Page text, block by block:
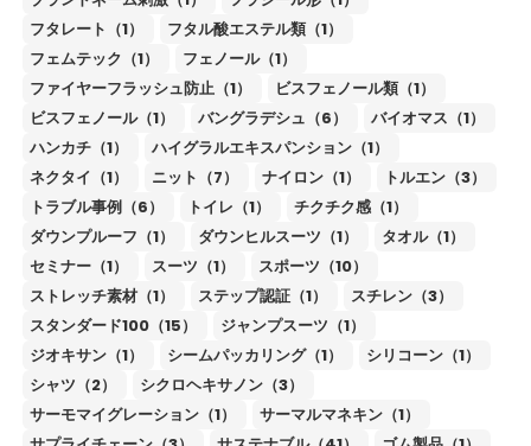
フタレート（1）
フタル酸エステル類（1）
フェムテック（1）
フェノール（1）
ファイヤーフラッシュ防止（1）
ビスフェノール類（1）
ビスフェノール（1）
バングラデシュ（6）
バイオマス（1）
ハンカチ（1）
ハイグラルエキスパンション（1）
ネクタイ（1）
ニット（7） ナイロン（1）
トルエン（3）
トラブル事例（6）
トイレ（1）
チクチク感（1）
ダウンプルーフ（1）
ダウンヒルスーツ（1）
タオル（1）
セミナー（1）
スーツ（1）
スポーツ（10）
ストレッチ素材（1）
ステップ認証（1）
スチレン（3）
スタンダード100（15）
ジャンプスーツ（1）
ジオキサン（1）
シームパッカリング（1）
シリコーン（1）
シャツ（2）
シクロヘキサノン（3）
サーモマイグレーション（1）
サーマルマネキン（1）